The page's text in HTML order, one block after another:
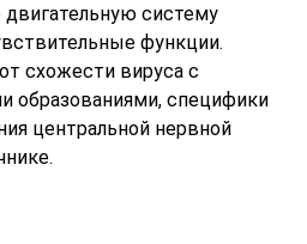
двигательную систему
функции.
схожести вируса с
образованиями, специфики
центральной нервной